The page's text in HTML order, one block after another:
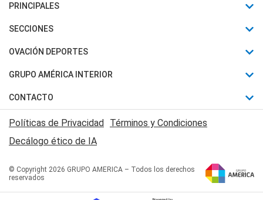
PRINCIPALES
Últimas Noticias
Política
Judiciales
Economia
SECCIONES
Horóscopo
Motores
Trucos caseros
Series y Películas
Edictos y Solicitadas
OVACIÓN DEPORTES
Fútbol
Mundial
Automovilismo
Rugby
Básquet
GRUPO AMÉRICA INTERIOR
Canal 7 en Vivo
San Juan 8
CONTACTO
Acerca de Nosotros
Contactanos
Políticas de Privacidad Términos y Condiciones
Decálogo ético de IA
© Copyright 2026 GRUPO AMERICA – Todos los derechos
reservados